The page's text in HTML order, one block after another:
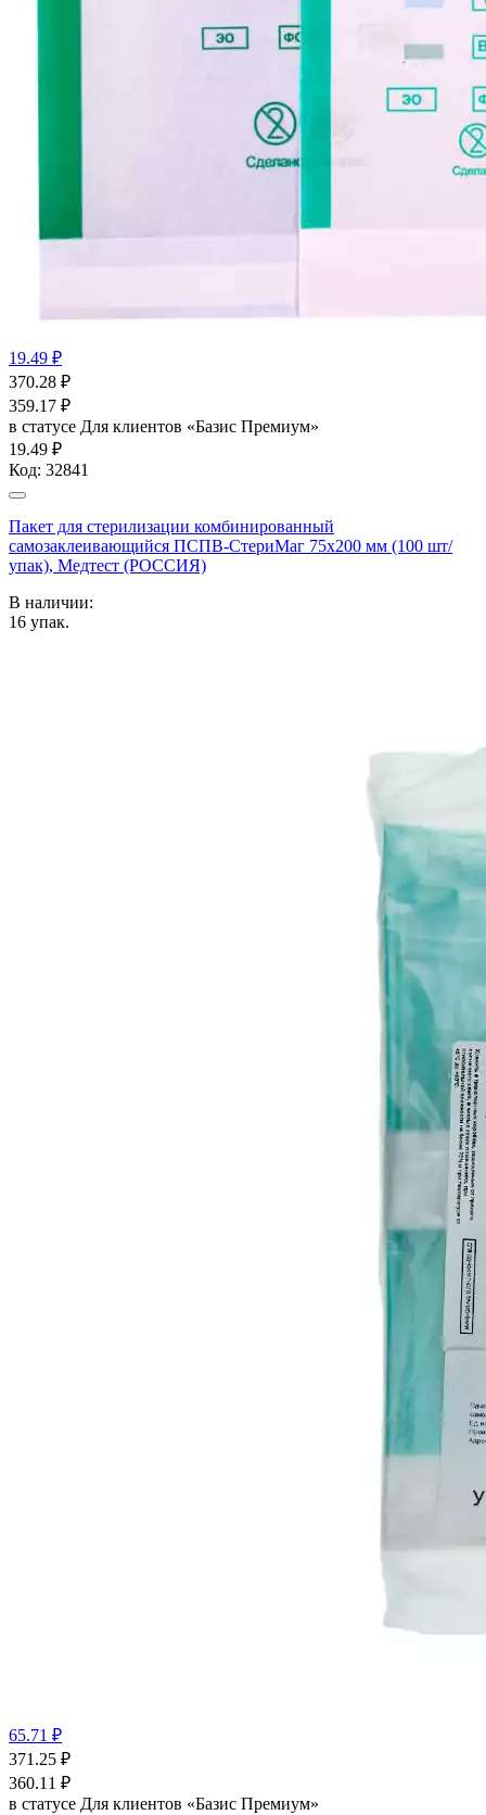
19.49 ₽
370.28 ₽
359.17 ₽
в статусе Для клиентов «Базис Премиум»
19.49 ₽
Код: 32841
Пакет для стерилизации комбинированный
самозаклеивающийся ПСПВ-СтериМаг 75х200 мм (100 шт/
упак), Медтест (РОССИЯ)
В наличии:
16 упак.
65.71 ₽
371.25 ₽
360.11 ₽
в статусе Для клиентов «Базис Премиум»